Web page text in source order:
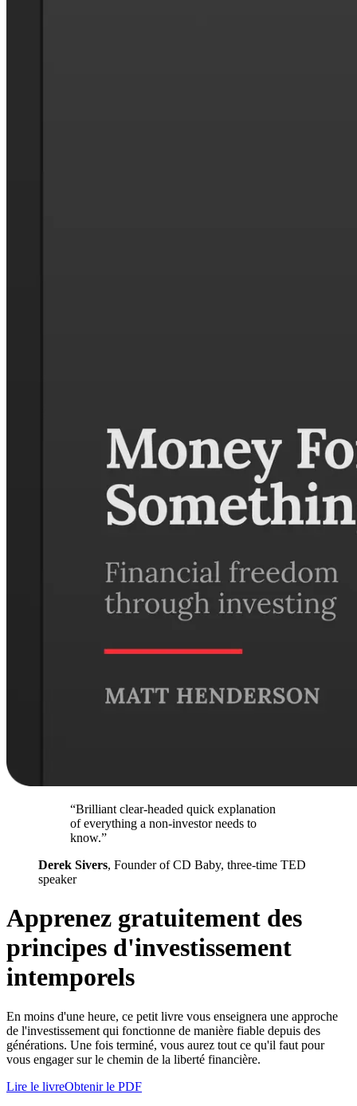
“Brilliant clear-headed quick explanation
of everything a non-investor needs to
know.”
Derek Sivers, Founder of CD Baby, three-time TED
speaker
Apprenez gratuitement des
principes d'investissement
intemporels
En moins d'une heure, ce petit livre vous enseignera une approche
de l'investissement qui fonctionne de manière fiable depuis des
générations. Une fois terminé, vous aurez tout ce qu'il faut pour
vous engager sur le chemin de la liberté financière.
Lire le livreObtenir le PDF